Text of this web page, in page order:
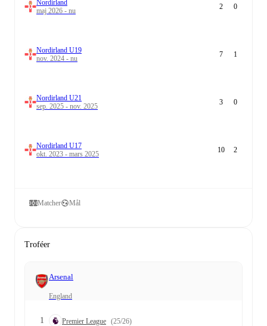
Nordirland
maj 2026 - nu
2 0
Nordirland U19
nov. 2024 - nu
7 1
Nordirland U21
sep. 2025 - nov. 2025
3 0
Nordirland U17
okt. 2023 - mars 2025
10 2
Matcher Mål
Troféer
Arsenal
England
1 Premier League (25/26)